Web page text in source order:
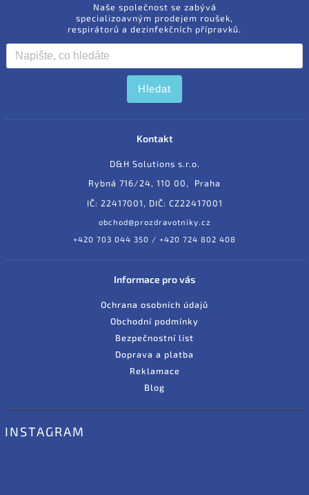
Naše společnost se zabývá
specializoavným prodejem roušek,
respirátorů a dezinfekčních přípravků.
Hledat
Kontakt
D&H Solutions s.r.o.
Rybná 716/24, 110 00, Praha
IČ: 22417001, DIČ: CZ22417001
obchod@prozdravotniky.cz
+420 703 044 350 / +420 724 802 408
Informace pro vás
Ochrana osobních údajů
Obchodní podmínky
Bezpečnostní list
Doprava a platba
Reklamace
Blog
INSTAGRAM